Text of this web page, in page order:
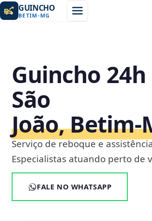
GUINCHO
BETIM-MG
Guincho
São
João,
Serviço de reboque e
Especialistas atuando perto de
FALE NO WHATSAPP